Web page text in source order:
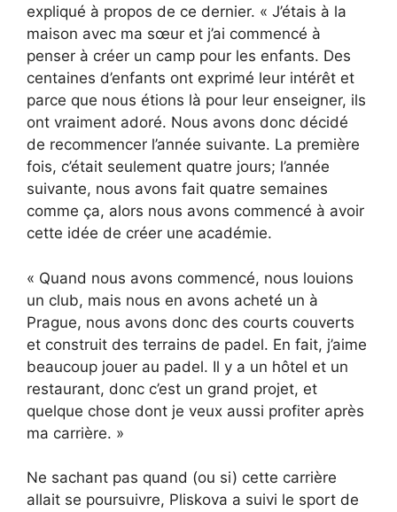
expliqué à propos de ce dernier. « J’étais à la
maison avec ma sœur et j’ai commencé à
penser à créer un camp pour les enfants. Des
centaines d’enfants ont exprimé leur intérêt et
parce que nous étions là pour leur enseigner, ils
ont vraiment adoré. Nous avons donc décidé
de recommencer l’année suivante. La première
fois, c’était seulement quatre jours; l’année
suivante, nous avons fait quatre semaines
comme ça, alors nous avons commencé à avoir
cette idée de créer une académie.
« Quand nous avons commencé, nous louions
un club, mais nous en avons acheté un à
Prague, nous avons donc des courts couverts
et construit des terrains de padel. En fait, j’aime
beaucoup jouer au padel. Il y a un hôtel et un
restaurant, donc c’est un grand projet, et
quelque chose dont je veux aussi profiter après
ma carrière. »
Ne sachant pas quand (ou si) cette carrière
allait se poursuivre, Pliskova a suivi le sport de